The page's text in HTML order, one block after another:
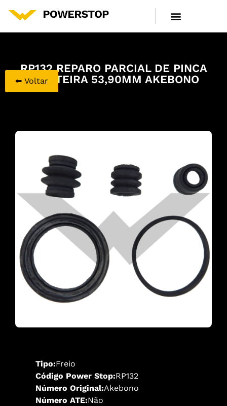
RP132 REPARO PARCIAL DE PINCA
DIANTEIRA 53,90MM AKEBONO
⬅ Voltar
Tipo:Freio
Código Power Stop:RP132
Número Original:Akebono
Número ATE:Não